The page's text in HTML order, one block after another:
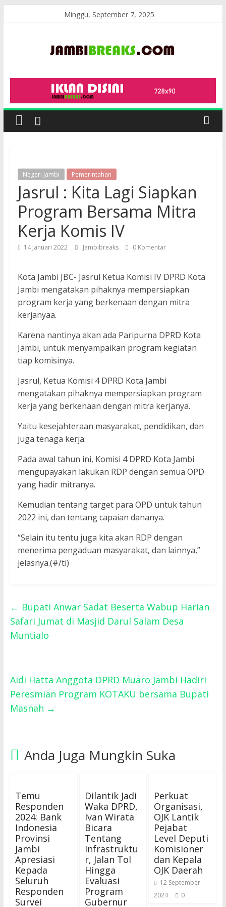
Minggu, September 7, 2025
JambiBreaks
Negeri Jambi Pemerintahan
Jasrul : Kita Lagi Siapkan
Program Bersama Mitra
Kerja Komis IV
14 Januari 2022 Jambibreaks 0 Komentar
Kota Jambi JBC- Jasrul Ketua Komisi IV DPRD Kota
Jambi mengatakan pihaknya mempersiapkan
program kerja yang berkenaan dengan mitra
kerjanyaa.
Karena nantinya akan ada Paripurna DPRD Kota
Jambi, untuk menyampaikan program kegiatan
tiap komisinya.
Jasrul, Ketua Komisi 4 DPRD Kota Jambi
mengatakan pihaknya mempersiapkan program
kerja yang berkenaan dengan mitra kerjanya.
Yaitu kesejahteraan masyarakat, pendidikan, dan
juga tenaga kerja.
Pada awal tahun ini, Komisi 4 DPRD Kota Jambi
mengupayakan lakukan RDP dengan semua OPD
yang hadir mitranya.
Kemudian tentang target para OPD untuk tahun
2022 ini, dan tentang capaian dananya.
“Selain itu tentu juga kita akan RDP dengan
menerima pengaduan masyarakat, dan lainnya,”
jelasnya.(#/ti)
← Bupati Anwar Sadat Beserta Wabup Harian
Safari Jumat di Masjid Darul Salam Desa
Muntialo
Aidi Hatta Anggota DPRD Muaro Jambi Hadiri
Peresmian Program KOTAKU bersama Bupati
Masnah →
Anda Juga Mungkin Suka
Temu
Responden
2024: Bank
Indonesia
Provinsi
Jambi
Apresiasi
Kepada
Seluruh
Responden
Survei
Dilantik Jadi
Waka DPRD,
Ivan Wirata
Bicara
Tentang
Infrastruktu
r, Jalan Tol
Hingga
Evaluasi
Program
Gubernur
Perkuat
Organisasi,
OJK Lantik
Pejabat
Level Deputi
Komisioner
dan Kepala
OJK Daerah
12 September
2024
0